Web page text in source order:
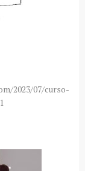
2023/07/curso-